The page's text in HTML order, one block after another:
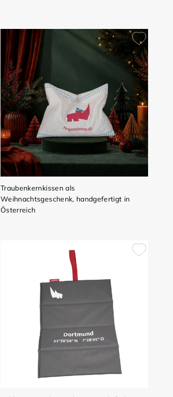
Traubenkernkissen als
Weihnachtsgeschenk, handgefertigt in
Österreich